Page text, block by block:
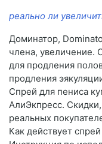
реально ли
Доминатор,
члена, увеличение.
для продления
продления
Спрей для пениса
АлиЭкпресс.
реальных
Как действует